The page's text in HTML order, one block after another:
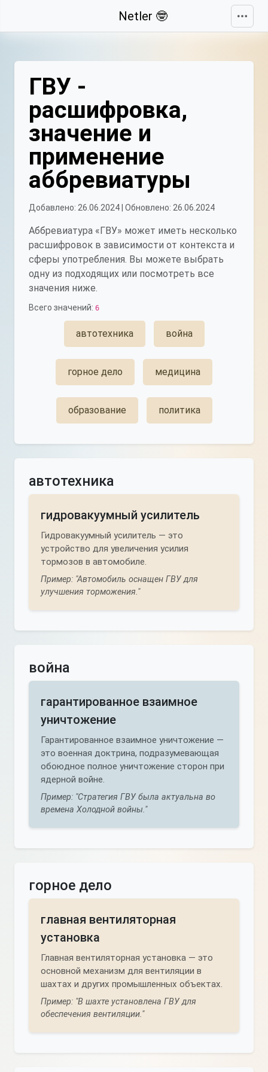
Netler 🤓
ГВУ -
расшифровка,
значение и
применение
аббревиатуры
Добавлено: 26.06.2024 | Обновлено: 26.06.2024
Аббревиатура «ГВУ» может иметь несколько
расшифровок в зависимости от контекста и
сферы употребления. Вы можете выбрать
одну из подходящих или посмотреть все
значения ниже.
Всего значений: 6
автотехника война
горное дело медицина
образование политика
автотехника
гидровакуумный усилитель
Гидровакуумный усилитель — это
устройство для увеличения усилия
тормозов в автомобиле.
Пример: "Автомобиль оснащен ГВУ для
улучшения торможения."
война
гарантированное взаимное
уничтожение
Гарантированное взаимное уничтожение —
это военная доктрина, подразумевающая
обоюдное полное уничтожение сторон при
ядерной войне.
Пример: "Стратегия ГВУ была актуальна во
времена Холодной войны."
горное дело
главная вентиляторная
установка
Главная вентиляторная установка — это
основной механизм для вентиляции в
шахтах и других промышленных объектах.
Пример: "В шахте установлена ГВУ для
обеспечения вентиляции."